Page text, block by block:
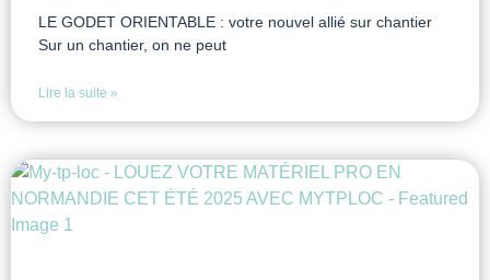
LE GODET ORIENTABLE : votre nouvel allié sur chantier
Sur un chantier, on ne peut
Lire la suite »